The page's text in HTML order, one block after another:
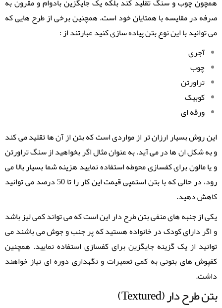
صرفه در مقایسه با همتایان خود است. همچنین برخی از طرح هایی که
می توانید با این نوع بتن پیاده سازی کنید عبارتند از :
آجری
چوب
تراورتن
کوبیک
ورقه ای
این روش بسیار ارزان تر از مواردی است که بتن از آن ها تقلید می کند
و به شکل ان ها در می آید. به عنوان مثال اگر بخواهید از سنگ تراورتن
و یا مالون برای کفسازی محوطه استفاده نمایید هزینه شما بسیار بالا می
رود، در حالی که با بتن استمپی قیمت این کار را تا 50 درصد می توانید
کاهش دهید.
یکی از جنبه های منفی بتن طرح دار این است که می تواند کمی لیز باشد
و اگر دارای کودک در خانواده هستید که پر جنب و جوش می باشند می
توانید از یک گزینه جایگزین برای کفسازی استفاده نمایید. همچنین
کفپوش های بتونی به کمی تعمیرات و نگهداری دوره ای نیاز خواهند
داشت.
بتن طرح دار (Textured)